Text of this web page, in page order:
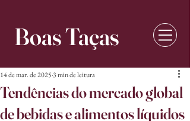
Boas Taças
Tendências do mercado global
de bebidas e alimentos líquidos
14 de mar. de 20253 min de leitura